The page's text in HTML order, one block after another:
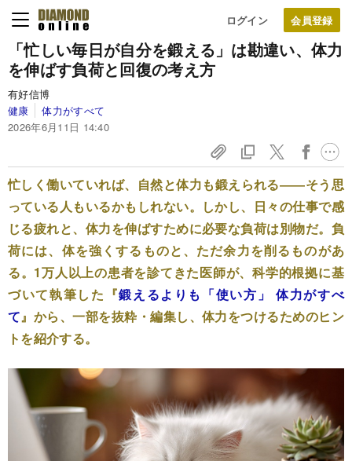
ログイン
「忙しい毎日が自分を鍛える」は勘違い、体力
を伸ばす負荷と回復の考え方
有好信博
健康
体力がすべて
2026年6月11日 14:40
忙しく働いていれば、自然と体力も鍛えられる――そう思
っている人もいるかもしれない。しかし、日々の仕事で感
じる疲れと、体力を伸ばすために必要な負荷は別物だ。負
荷には、体を強くするものと、ただ余力を削るものがあ
る。1万人以上の患者を診てきた医師が、科学的根拠に基
づいて執筆した『鍛えるよりも「使い方」 体力がすべ
て』から、一部を抜粋・編集し、体力をつけるためのヒン
トを紹介する。